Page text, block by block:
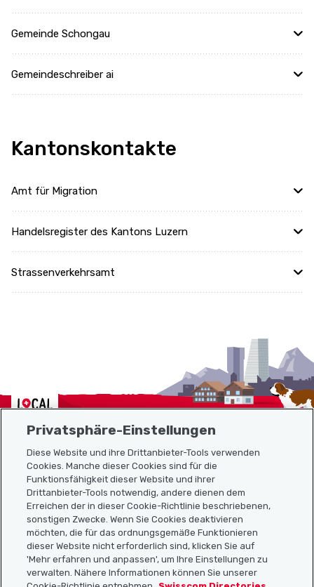
Gemeinde Schongau
Gemeindeschreiber ai
Kantonskontakte
Amt für Migration
Handelsregister des Kantons Luzern
Strassenverkehrsamt
Localcities
Sitemap
Nützliche Links
Localcities App herunterladen
Privatsphäre-Einstellungen
Diese Website und ihre Drittanbieter-Tools verwenden
Cookies. Manche dieser Cookies sind für die
Funktionsfähigkeit dieser Website und ihrer
Drittanbieter-Tools notwendig, andere dienen dem
Erreichen der in dieser Cookie-Richtlinie beschriebenen,
sonstigen Zwecke. Wenn Sie Cookies deaktivieren
möchten, die für das ordnungsgemäße Funktionieren
dieser Website nicht erforderlich sind, klicken Sie auf
'Mehr erfahren und anpassen', um Ihre Einstellungen zu
verwalten. Nähere Informationen können Sie unserer